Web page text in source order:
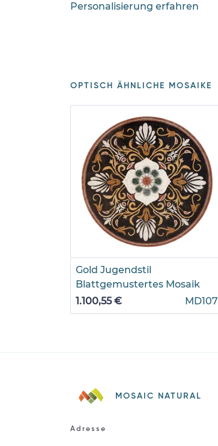
Personalisierung erfahren
OPTISCH ÄHNLICHE MOSAIKE
Gold Jugendstil
Blattgemustertes Mosaik
1.100,55 €
MD107
MOSAIC NATURAL
Adresse